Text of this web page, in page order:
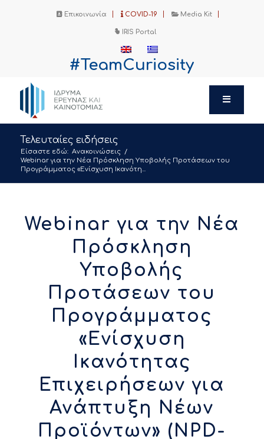
Επικοινωνία COVID-19 Media Kit
IRIS Portal
#TeamCuriosity
Τελευταίες ειδήσεις
Είσαστε εδώ: Ανακοινώσεις /
Webinar για την Νέα Πρόσκληση Υποβολής Προτάσεων του
Προγράμματος «Ενίσχυση Ικανότη...
Webinar για την Νέα
Πρόσκληση
Υποβολής
Προτάσεων του
Προγράμματος
«Ενίσχυση
Ικανότητας
Επιχειρήσεων για
Ανάπτυξη Νέων
Προϊόντων» (NPD-